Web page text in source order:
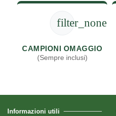
filter_none
CAMPIONI OMAGGIO
(Sempre inclusi)
Informazioni utili